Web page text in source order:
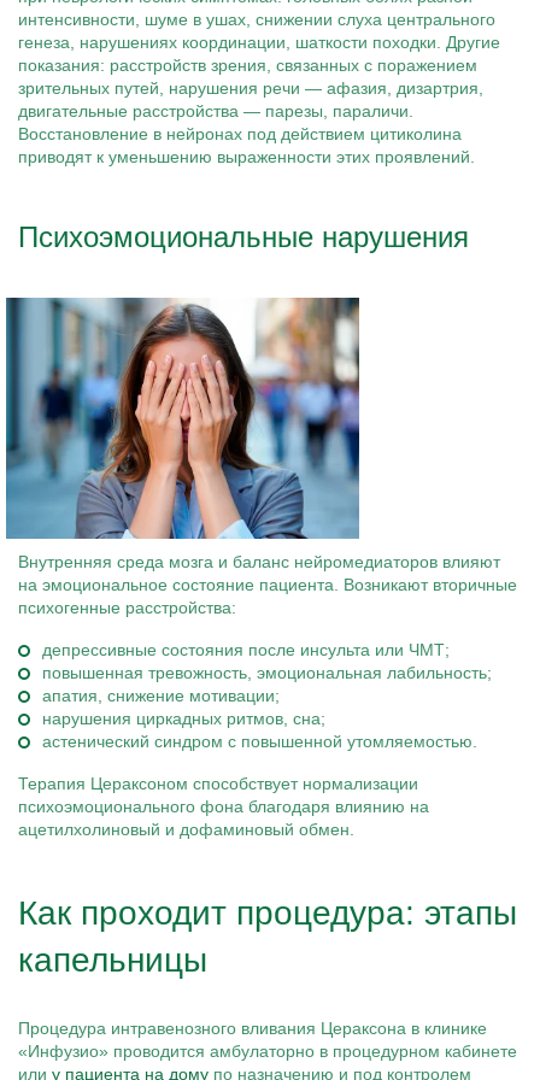
интенсивности, шуме в ушах, снижении слуха центрального
генеза, нарушениях координации, шаткости походки. Другие
показания: расстройств зрения, связанных с поражением
зрительных путей, нарушения речи — афазия, дизартрия,
двигательные расстройства — парезы, параличи.
Восстановление в нейронах под действием цитиколина
приводят к уменьшению выраженности этих проявлений.
Психоэмоциональные нарушения
Внутренняя среда мозга и баланс нейромедиаторов влияют
на эмоциональное состояние пациента. Возникают вторичные
психогенные расстройства:
депрессивные состояния после инсульта или ЧМТ;
повышенная тревожность, эмоциональная лабильность;
апатия, снижение мотивации;
нарушения циркадных ритмов, сна;
астенический синдром с повышенной утомляемостью.
Терапия Цераксоном способствует нормализации
психоэмоционального фона благодаря влиянию на
ацетилхолиновый и дофаминовый обмен.
Как проходит процедура: этапы
капельницы
Процедура интравенозного вливания Цераксона в клинике
«Инфузио» проводится амбулаторно в процедурном кабинете
или у пациента на дому по назначению и под контролем